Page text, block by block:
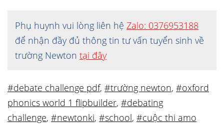
Phụ huynh vui lòng liên hệ Zalo: 0376953188
để nhận đầy đủ thông tin tư vấn tuyển sinh về
trường Newton tại đây
#debate challenge pdf, #trường newton, #oxford
phonics world 1 flipbuilder, #debating
challenge, #newtonki, #school, #cuộc thi amo